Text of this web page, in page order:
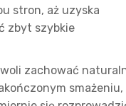
stron, aż uzyska
zbyt szybkie
zachować
smażeniu,